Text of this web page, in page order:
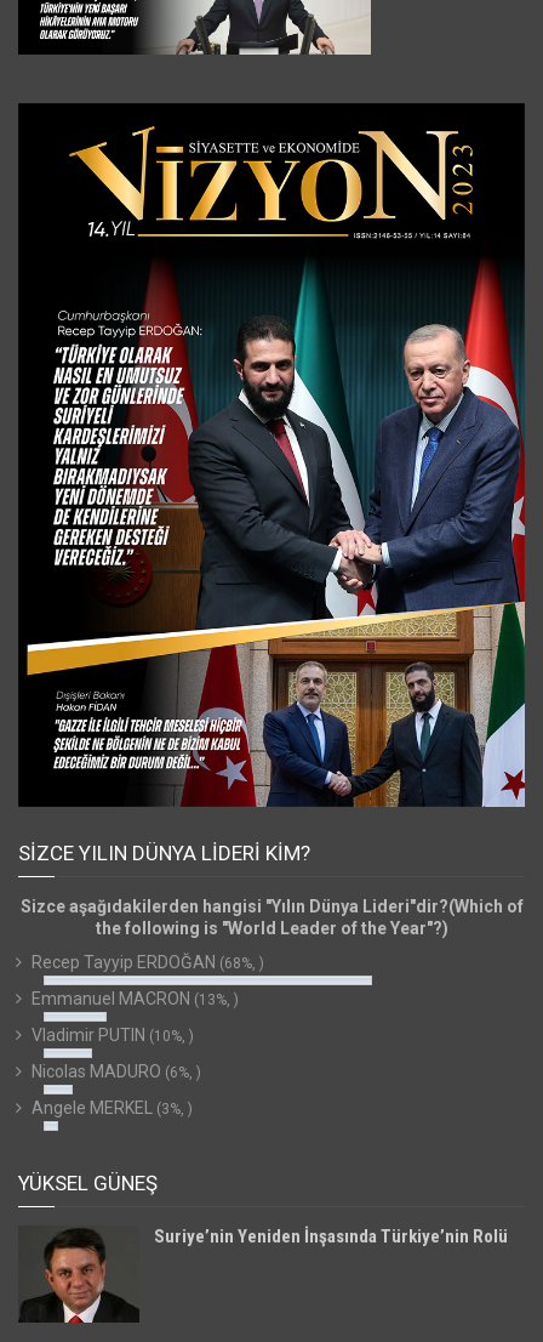
SIZCE YILIN DÜNYA LIDERI KIM?
Sizce aşağıdakilerden hangisi "Yılın Dünya Lideri"dir?(Which of
the following is "World Leader of the Year"?)
Recep Tayyip ERDOĞAN (68%, )
Emmanuel MACRON (13%, )
Vladimir PUTIN (10%, )
Nicolas MADURO (6%, )
Angele MERKEL (3%, )
YÜKSEL GÜNEŞ
Suriye’nin Yeniden İnşasında Türkiye’nin Rolü